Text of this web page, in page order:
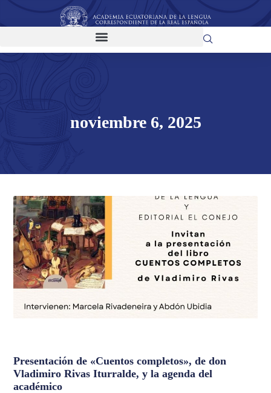
noviembre 6, 2025
Presentación de «Cuentos completos», de don
Vladimiro Rivas Iturralde, y la agenda del
académico